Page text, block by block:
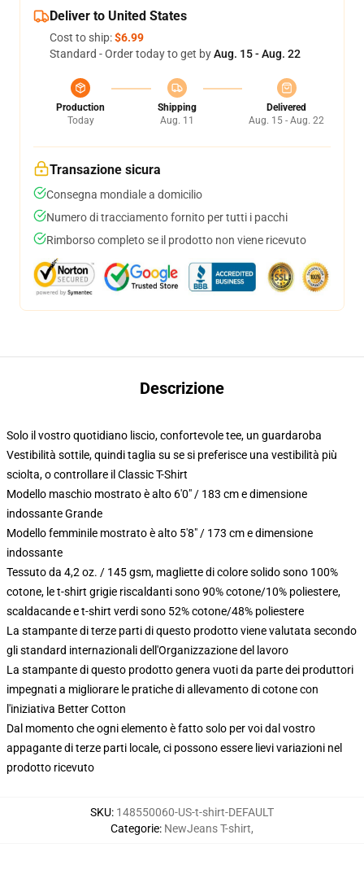
Deliver to United States
Cost to ship:$6.99
Standard - Order today to get byAug. 15 - Aug. 22
Production
Today
Shipping
Aug. 11
Delivered
Aug. 15 - Aug. 22
Transazione sicura
Consegna mondiale a domicilio
Numero di tracciamento fornito per tutti i pacchi
Rimborso completo se il prodotto non viene ricevuto
Descrizione
Solo il vostro quotidiano liscio, confortevole tee, un guardaroba
Vestibilità sottile, quindi taglia su se si preferisce una vestibilità più
sciolta, o controllare il Classic T-Shirt
Modello maschio mostrato è alto 6'0" / 183 cm e dimensione
indossante Grande
Modello femminile mostrato è alto 5'8" / 173 cm e dimensione
indossante
Tessuto da 4,2 oz. / 145 gsm, magliette di colore solido sono 100%
cotone, le t-shirt grigie riscaldanti sono 90% cotone/10% poliestere,
scaldacande e t-shirt verdi sono 52% cotone/48% poliestere
La stampante di terze parti di questo prodotto viene valutata secondo
gli standard internazionali dell'Organizzazione del lavoro
La stampante di questo prodotto genera vuoti da parte dei produttori
impegnati a migliorare le pratiche di allevamento di cotone con
l'iniziativa Better Cotton
Dal momento che ogni elemento è fatto solo per voi dal vostro
appagante di terze parti locale, ci possono essere lievi variazioni nel
prodotto ricevuto
SKU: 148550060-US-t-shirt-DEFAULT
Categorie: NewJeans T-shirt,